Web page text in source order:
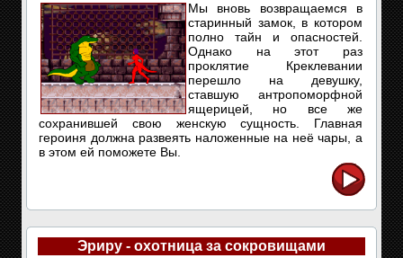
Мы вновь возвращаемся в
старинный замок, в котором
полно тайн и опасностей.
Однако на этот раз
проклятие Креклевании
перешло на девушку,
ставшую антропоморфной
ящерицей, но все же
сохранившей свою женскую сущность. Главная
героиня должна развеять наложенные на неё чары, а
в этом ей поможете Вы.
Эриру - охотница за сокровищами